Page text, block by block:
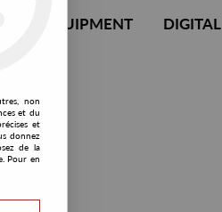
DJ EQUIPMENT DIGITAL
non
et du
et
donnez
de la
Pour en